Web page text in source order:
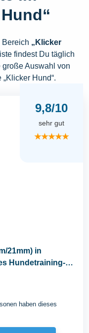
Bereich „Klicker
findest Du täglich
Auswahl von
Hund“.
9,8/10
sehr gut
★★★★★
21mm) in
Hundetraining-
haben dieses